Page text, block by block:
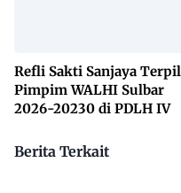
Refli Sakti Sanjaya
Pimpim WALHI Sulbar
2026-20230 di PDLH IV
Berita Terkait